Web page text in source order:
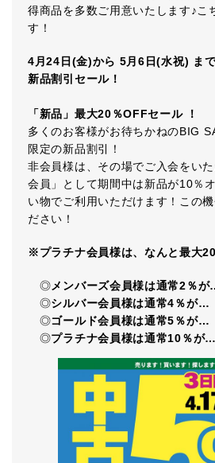
得商品を多数ご用意いたします♪こ
す！
4月24日(金)から 5月6日(水祝) ま
新品割引セール！
「新品」最大20％OFFセール ！
多くのお客様がお待ちかねのBIG
限定の新品割引！
非会員様は、その場でご入会をい
会員」として期間中は新品が10％
い物でご利用いただけます！この
ださい！
※プラチナ会員様は、なんと最大20
◎メンバーズ会員様は通常2％が
◎シルバー会員様は通常4％が
◎ゴールド会員様は通常5％が
◎プラチナ会員様は通常10％が